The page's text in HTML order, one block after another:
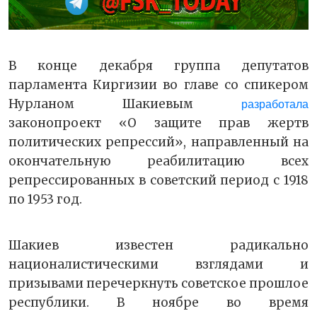
В конце декабря группа депутатов
парламента Киргизии во главе со спикером
Нурланом Шакиевым
разработала
законопроект «О защите прав жертв
политических репрессий», направленный на
окончательную реабилитацию всех
репрессированных в советский период с 1918
по 1953 год.
Шакиев известен радикально
националистическими взглядами и
призывами перечеркнуть советское прошлое
республики. В ноябре во время